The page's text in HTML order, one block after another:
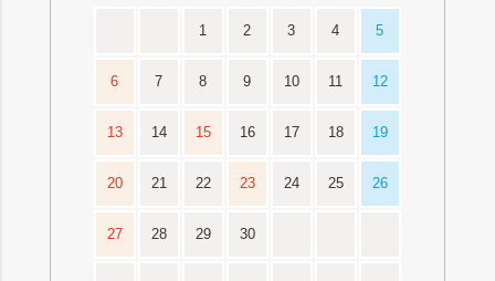
1 2 3 4 5
6 7 8 9 10 11 12
13 14 15 16 17 18 19
20 21 22 23 24 25 26
27 28 29 30